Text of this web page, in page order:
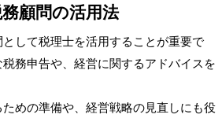
顧問の活用法
して税理士を活用することが重要で
務申告や、経営に関するアドバイスを
めの準備や、経営戦略の見直しにも役